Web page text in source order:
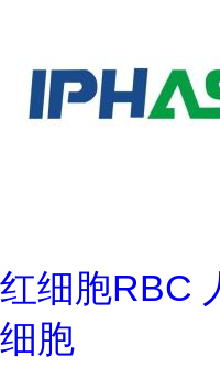
红细胞RBC
细胞